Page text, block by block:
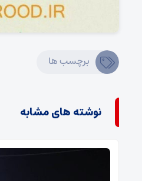
برچسب ها
نوشته های مشابه